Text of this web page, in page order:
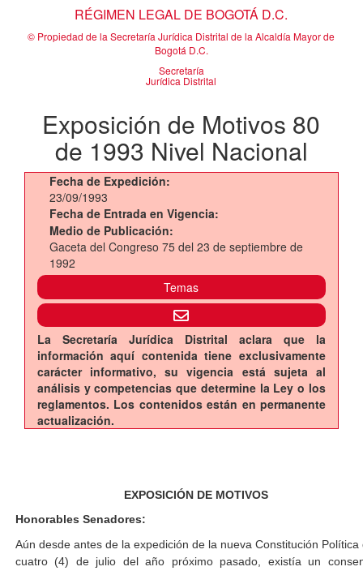
RÉGIMEN LEGAL DE BOGOTÁ D.C.
© Propiedad de la Secretaría Jurídica Distrital de la Alcaldía Mayor de
Bogotá D.C.
Secretaría
Jurídica Distrital
Exposición de Motivos 80
de 1993 Nivel Nacional
Fecha de Expedición:
23/09/1993
Fecha de Entrada en Vigencia:
Medio de Publicación:
Gaceta del Congreso 75 del 23 de septiembre de
1992
Temas
La Secretaría Jurídica Distrital aclara que la
información aquí contenida tiene exclusivamente
carácter informativo, su vigencia está sujeta al
análisis y competencias que determine la Ley o los
reglamentos. Los contenidos están en permanente
actualización.
EXPOSICIÓN DE MOTIVOS
Honorables Senadores:
Aún desde antes de la expedición de la nueva Constitución Política
cuatro (4) de julio del año próximo pasado, existía un